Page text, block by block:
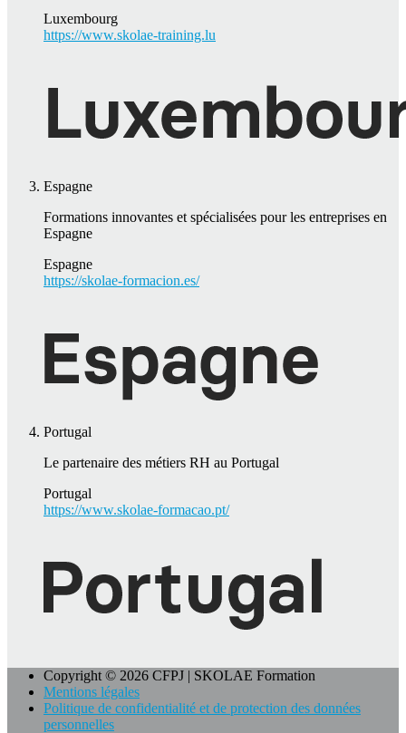
Luxembourg
https://www.skolae-training.lu
Espagne
Formations innovantes et spécialisées pour les entreprises en
Espagne
Espagne
https://skolae-formacion.es/
Portugal
Le partenaire des métiers RH au Portugal
Portugal
https://www.skolae-formacao.pt/
Copyright © 2026 CFPJ | SKOLAE Formation
Mentions légales
Politique de confidentialité et de protection des données
personnelles